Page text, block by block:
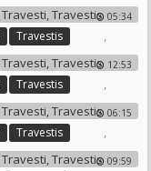
05:34
,
Travestis
12:53
,
Travestis
06:15
,
Travestis
09:59